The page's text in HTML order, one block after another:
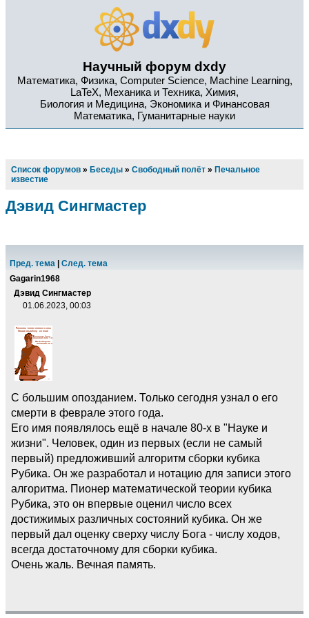
Научный форум dxdy
Математика, Физика, Computer Science, Machine Learning,
LaTeX, Механика и Техника, Химия,
Биология и Медицина, Экономика и Финансовая
Математика, Гуманитарные науки
Список форумов » Беседы » Свободный полёт » Печальное
известие
Дэвид Сингмастер
Пред. тема
След. тема
Gagarin1968
Дэвид Сингмастер
01.06.2023, 00:03
С большим опозданием. Только сегодня узнал о его
смерти в феврале этого года.
Его имя появлялось ещё в начале 80-х в "Науке и
жизни". Человек, один из первых (если не самый
первый) предложивший алгоритм сборки кубика
Рубика. Он же разработал и нотацию для записи этого
алгоритма. Пионер математической теории кубика
Рубика, это он впервые оценил число всех
достижимых различных состояний кубика. Он же
первый дал оценку сверху числу Бога - числу ходов,
всегда достаточному для сборки кубика.
Очень жаль. Вечная память.